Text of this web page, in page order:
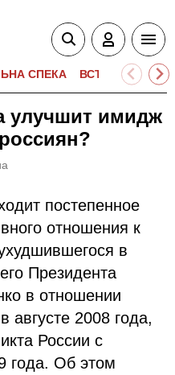
СПЕКА ВСТУПНА
улучшит имидж
постепенное
отношения к
в
Президента
в отношении
августе 2008 года,
России с
года. Об этом